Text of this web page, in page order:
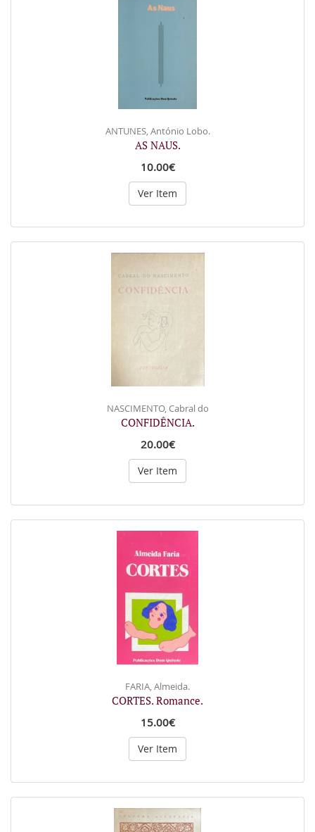
ANTUNES, António Lobo.
AS NAUS.
10.00€
Ver Item
NASCIMENTO, Cabral do
CONFIDÊNCIA.
20.00€
Ver Item
FARIA, Almeida.
CORTES. Romance.
15.00€
Ver Item